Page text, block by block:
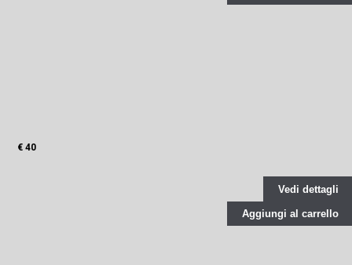
€ 40
Vedi dettagli
Aggiungi al carrello